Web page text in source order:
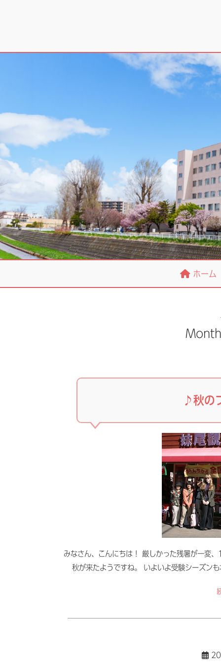
ホーム
♪秋の
みなさん、こんにちは！ 厳しかった残暑が一変
秋が来たようですね。 いよいよ受験シーズン